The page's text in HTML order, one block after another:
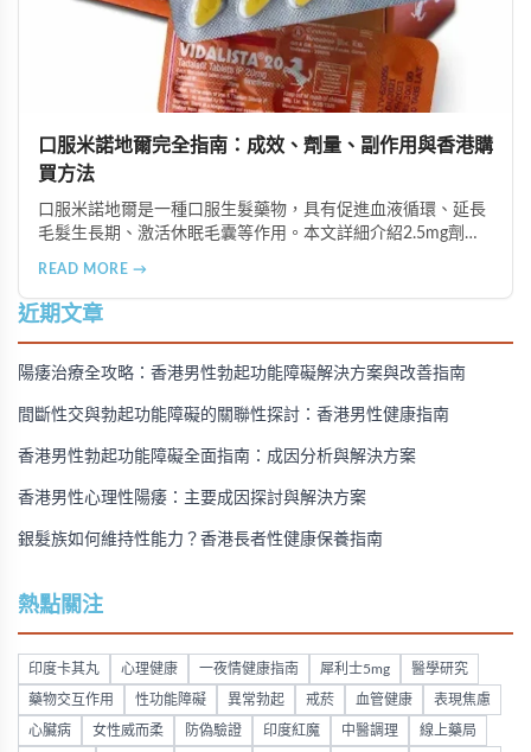
口服米諾地爾完全指南：成效、劑量、副作用與香港購
買方法
口服米諾地爾是一種口服生髮藥物，具有促進血液循環、延長
毛髮生長期、激活休眠毛囊等作用。本文詳細介紹2.5mg劑量
購買方法，並提供真實用戶經驗分享。
READ MORE →
近期文章
陽痿治療全攻略：香港男性勃起功能障礙解決方案與改善指南
間斷性交與勃起功能障礙的關聯性探討：香港男性健康指南
香港男性勃起功能障礙全面指南：成因分析與解決方案
香港男性心理性陽痿：主要成因探討與解決方案
銀髮族如何維持性能力？香港長者性健康保養指南
熱點關注
印度卡其丸 心理健康 一夜情健康指南 犀利士5mg 醫學研究
藥物交互作用 性功能障礙 異常勃起 戒菸 血管健康 表現焦慮
心臟病 女性威而柔 防偽驗證 印度紅魔 中醫調理 線上藥局